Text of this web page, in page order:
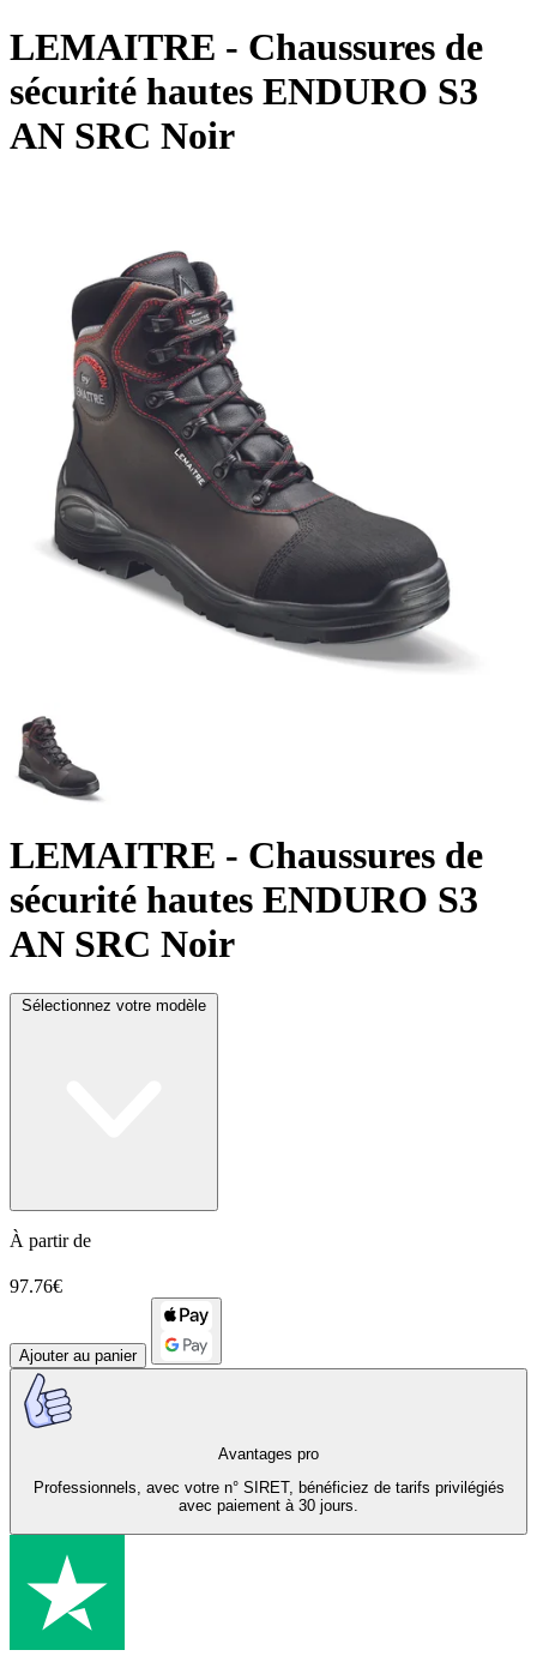
LEMAITRE - Chaussures de
sécurité hautes ENDURO S3
AN SRC Noir
LEMAITRE - Chaussures de
sécurité hautes ENDURO S3
AN SRC Noir
Sélectionnez votre modèle
À partir de
97.76€
Ajouter au panier
Avantages pro
Professionnels, avec votre n° SIRET, bénéficiez de tarifs privilégiés
avec paiement à 30 jours.